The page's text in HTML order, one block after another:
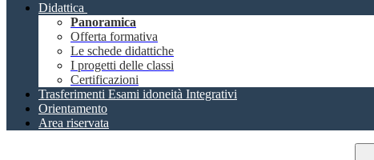
Didattica
Panoramica
Offerta formativa
Le schede didattiche
I progetti delle classi
Certificazioni
Trasferimenti Esami idoneità Integrativi
Orientamento
Area riservata